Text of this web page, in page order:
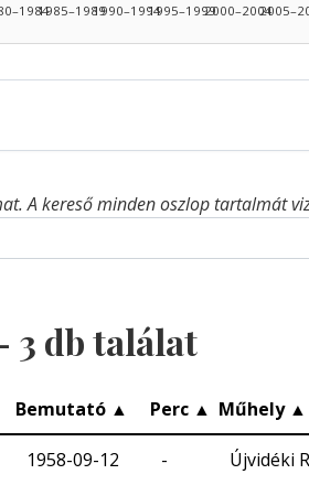
1985–19891990–19941995–19992000–2004
A kereső minden oszlop tartalmát
3 db találat
Bemutató ▲ Perc ▲ Műhely ▲
1958-09-12 - Újvidéki